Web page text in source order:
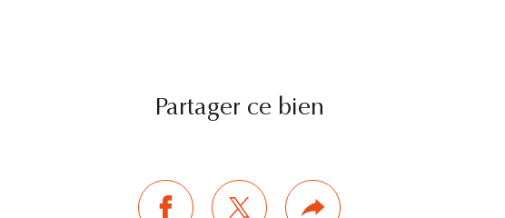
Partager ce bien